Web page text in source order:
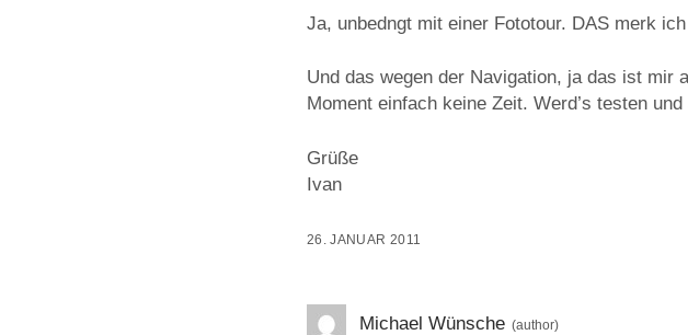
Ja, unbedngt mit einer Fototour. DAS merk
Und das wegen der Navigation, ja das ist mir
Moment einfach keine Zeit. Werd’s testen
Grüße
Ivan
26. JANUAR 2011
Michael Wünsche